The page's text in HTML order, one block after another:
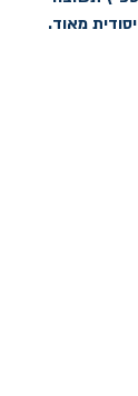
יסודית מאוד.